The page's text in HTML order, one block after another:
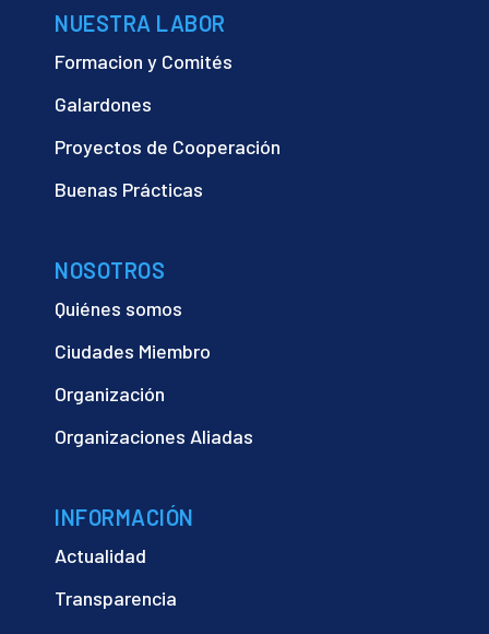
NUESTRA LABOR
Formacion y Comités
Galardones
Proyectos de Cooperación
Buenas Prácticas
NOSOTROS
Quiénes somos
Ciudades Miembro
Organización
Organizaciones Aliadas
INFORMACIÓN
Actualidad
Transparencia